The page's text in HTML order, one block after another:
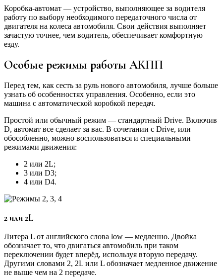
Коробка-автомат — устройство, выполняющее за водителя
работу по выбору необходимого передаточного числа от
двигателя на колеса автомобиля. Свои действия выполняет
зачастую точнее, чем водитель, обеспечивает комфортную
езду.
Особые режимы работы АКПП
Перед тем, как сесть за руль нового автомобиля, лучше больше
узнать об особенностях управления. Особенно, если это
машина с автоматической коробкой передач.
Простой или обычный режим — стандартный Drive. Включив
D, автомат все сделает за вас. В сочетании с Drive, или
обособленно, можно воспользоваться и специальными
режимами движения:
2 или 2L;
3 или D3;
4 или D4.
2 или 2L
Литера L от английского слова low — медленно. Двойка
обозначает то, что двигаться автомобиль при таком
переключении будет вперёд, используя вторую передачу.
Другими словами 2, 2L или L обозначает медленное движение
не выше чем на 2 передаче.